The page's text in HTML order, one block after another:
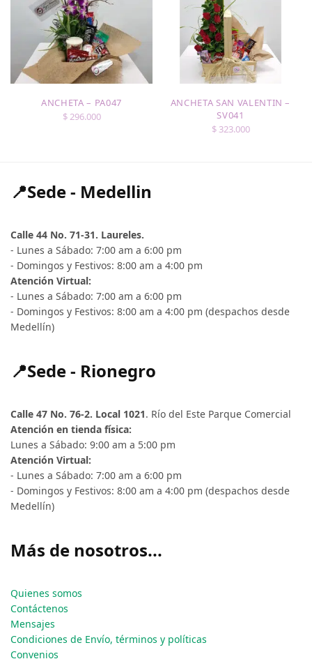
ANCHETA – PA047
$296.000
ANCHETA SAN VALENTIN –
SV041
$323.000
📍Sede - Medellin
Calle 44 No. 71-31. Laureles.
- Lunes a Sábado: 7:00 am a 6:00 pm
- Domingos y Festivos: 8:00 am a 4:00 pm
Atención Virtual:
- Lunes a Sábado: 7:00 am a 6:00 pm
- Domingos y Festivos: 8:00 am a 4:00 pm (despachos desde
Medellín)
📍Sede - Rionegro
Calle 47 No. 76-2. Local 1021. Río del Este Parque Comercial
Atención en tienda física:
Lunes a Sábado: 9:00 am a 5:00 pm
Atención Virtual:
- Lunes a Sábado: 7:00 am a 6:00 pm
- Domingos y Festivos: 8:00 am a 4:00 pm (despachos desde
Medellín)
Más de nosotros...
Quienes somos
Contáctenos
Mensajes
Condiciones de Envío, términos y políticas
Convenios